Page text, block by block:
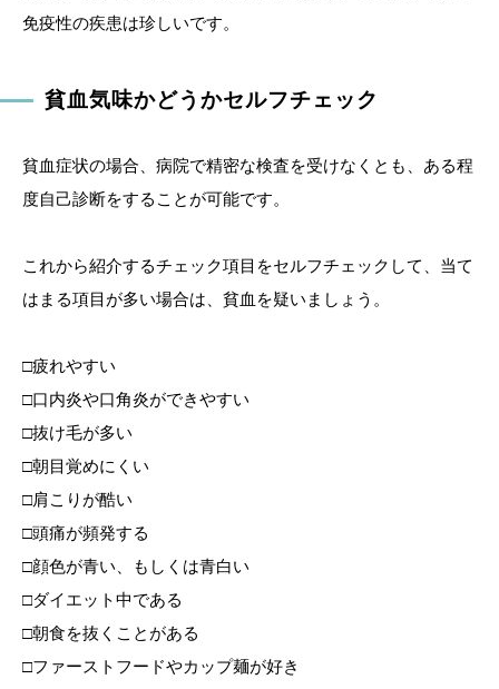
免疫性の疾患は珍しいです。
貧血気味かどうかセルフチェック
貧血症状の場合、病院で精密な検査を受けなくとも、ある程
度自己診断をすることが可能です。
これから紹介するチェック項目をセルフチェックして、当て
はまる項目が多い場合は、貧血を疑いましょう。
□疲れやすい
□口内炎や口角炎ができやすい
□抜け毛が多い
□朝目覚めにくい
□肩こりが酷い
□頭痛が頻発する
□顔色が青い、もしくは青白い
□ダイエット中である
□朝食を抜くことがある
□ファーストフードやカップ麺が好き